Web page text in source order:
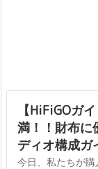
【HiFiGOガ
満！！財布に
ディオ構成
今日、私たちが